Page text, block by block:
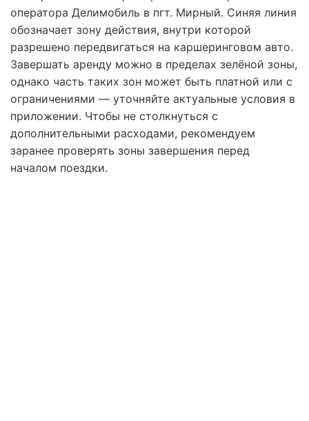
оператора Делимобиль в пгт. Мирный. Синяя линия
обозначает зону действия, внутри которой
разрешено передвигаться на каршеринговом авто.
Завершать аренду можно в пределах зелёной зоны,
однако часть таких зон может быть платной или с
ограничениями — уточняйте актуальные условия в
приложении. Чтобы не столкнуться с
дополнительными расходами, рекомендуем
заранее проверять зоны завершения перед
началом поездки.